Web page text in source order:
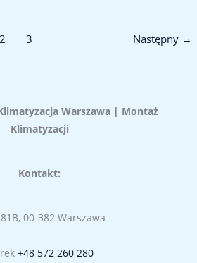
2 3 Następny →
Warszawa | Montaż
Klimatyzacji
Kontakt:
00-382 Warszawa
+48 572 260 280